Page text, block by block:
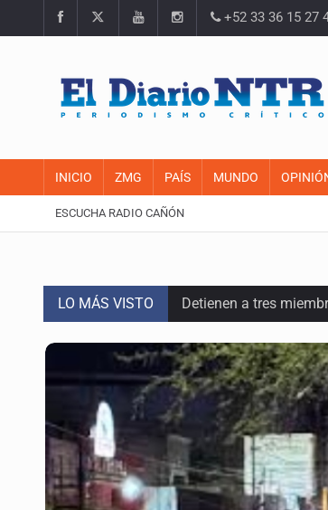
+52 33 36 15 27
INICIO ZMG PAÍS MUNDO
ESCUCHA RADIO CAÑÓN
LO MÁS VISTO Detienen a tres
Balean a hombre en
Llega en carreta al
Motociclista fue
Descartan riesgo tras
Cae en Zapopan